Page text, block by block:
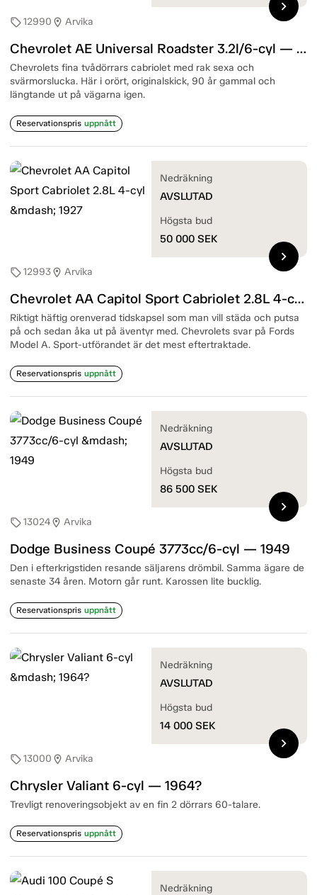
sell12990 location_on Arvika
Chevrolet AE Universal Roadster 3.2l/6-cyl — 1931
Chevrolets fina tvådörrars cabriolet med rak sexa och
svärmorslucka. Här i orört, originalskick, 90 år gammal och
längtande ut på vägarna igen.
Reservationspris uppnått
chevron_right
sell12993location_on Arvika
Chevrolet AA Capitol Sport Cabriolet 2.8L 4-cyl — 1927
Riktigt häftig orenverad tidskapsel som man vill städa och putsa
på och sedan åka ut på äventyr med. Chevrolets svar på Fords
Model A. Sport-utförandet är det mest eftertraktade.
Reservationspris uppnått
Nedräkning
AVSLUTAD
Högsta bud
50 000 SEK
chevron_right
sell13024location_on Arvika
Dodge Business Coupé 3773cc/6-cyl — 1949
Den i efterkrigstiden resande säljarens drömbil. Samma ägare de
senaste 34 åren. Motorn går runt. Karossen lite bucklig.
Reservationspris uppnått
Nedräkning
AVSLUTAD
Högsta bud
86 500 SEK
chevron_right
sell13000 location_on Arvika
Chrysler Valiant 6-cyl — 1964?
Trevligt renoveringsobjekt av en fin 2 dörrars 60-talare.
Reservationspris uppnått
Nedräkning
AVSLUTAD
Högsta bud
14 000 SEK
chevron_right
Nedräkning